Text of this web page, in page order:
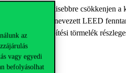
az
vagy egyedi
befolyásolhat
is a lehető legkisebbre csökkenjen a
is elterjedt, úgynevezett LEED
például az építési törmelék